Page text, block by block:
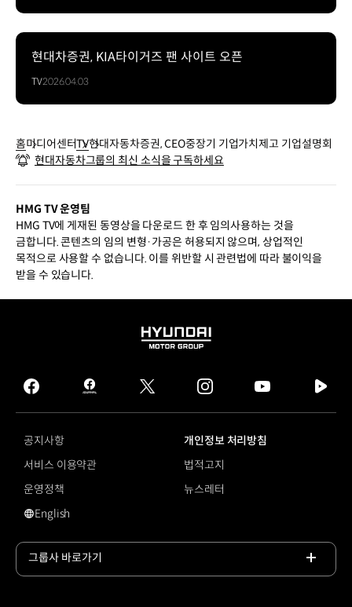
현대차증권, KIA타이거즈 팬 사이트 오픈
TV2026.04.03
홈미디어센터TV현대자동차증권, CEO중장기 기업가치제고 기업설명회
현대자동차그룹의 최신 소식을 구독하세요
HMG TV 운영팀
HMG TV에 게재된 동영상을 다운로드 한 후 임의사용하는 것을
금합니다. 콘텐츠의 임의 변형·가공은 허용되지 않으며, 상업적인
목적으로 사용할 수 없습니다. 이를 위반할 시 관련법에 따라 불이익을
받을 수 있습니다.
HYUNDAI
GROUP
facebook
hmg
journal
twitter instagram
tv
공지사항
개인정보 처리방침
서비스 이용약관
법적고지
운영정책
뉴스레터
영문 사이트로 이동
English
그룹사 바로가기